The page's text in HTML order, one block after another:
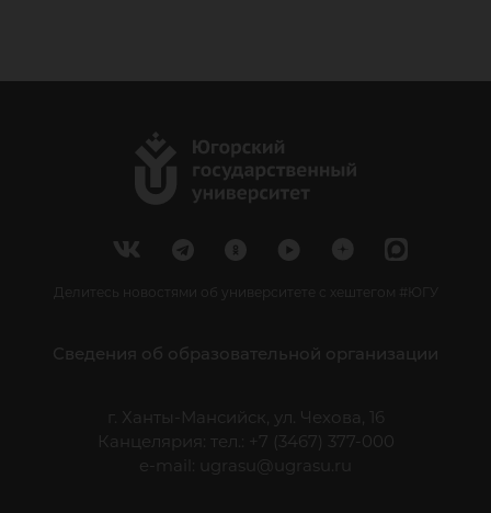
Делитесь новостями об университете с хештегом #ЮГУ
Сведения об образовательной организации
г. Ханты-Мансийск, ул. Чехова, 16
Канцелярия: тел.: +7 (3467) 377-000
e-mail:
ugrasu@ugrasu.ru